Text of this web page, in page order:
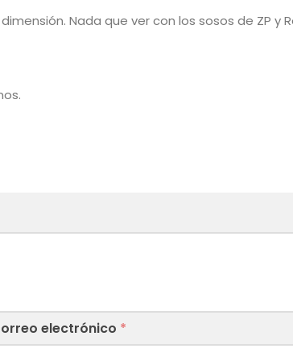
Nada que ver con los sosos de ZP y
electrónico *